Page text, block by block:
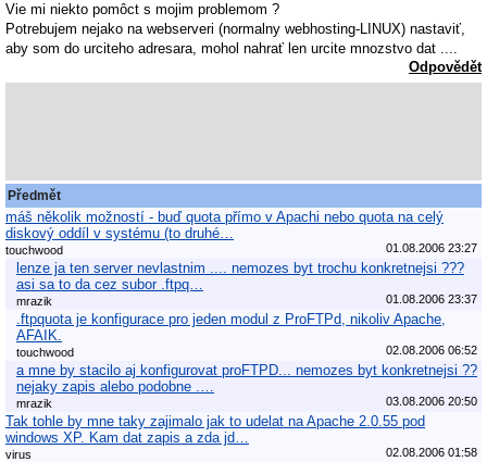
Vie mi niekto pomôct s mojim problemom ?
Potrebujem nejako na webserveri (normalny webhosting-LINUX) nastaviť,
aby som do urciteho adresara, mohol nahrať len urcite mnozstvo dat ....
Odpovědět
Předmět
máš několik možností - buď quota přímo v Apachi nebo quota na celý
diskový oddíl v systému (to druhé…
touchwood 01.08.2006 23:27
lenze ja ten server nevlastnim .... nemozes byt trochu konkretnejsi ???
asi sa to da cez subor .ftpq…
mrazik 01.08.2006 23:37
.ftpquota je konfigurace pro jeden modul z ProFTPd, nikoliv Apache,
AFAIK.
touchwood 02.08.2006 06:52
a mne by stacilo aj konfigurovat proFTPD... nemozes byt konkretnejsi ??
nejaky zapis alebo podobne .…
mrazik 03.08.2006 20:50
Tak tohle by mne taky zajimalo jak to udelat na Apache 2.0.55 pod
windows XP. Kam dat zapis a zda jd…
virus 02.08.2006 01:58